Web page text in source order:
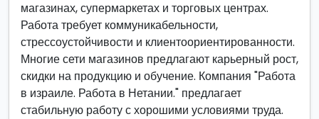
магазинах, супермаркетах и торговых центрах.
Работа требует коммуникабельности,
стрессоустойчивости и клиентоориентированности.
Многие сети магазинов предлагают карьерный рост,
скидки на продукцию и обучение. Компания "Работа
в израиле. Работа в Нетании." предлагает
стабильную работу с хорошими условиями труда.